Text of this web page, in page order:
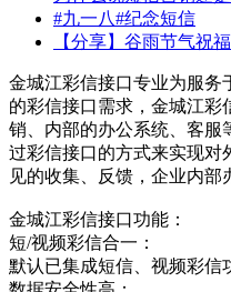
#九一八#纪念短信
【分享】谷雨节气祝
金城江彩信接口专业为服务
的彩信接口需求，金城江彩
销、内部的办公系统、客服
过彩信接口的方式来实现对
见的收集、反馈，企业内部
金城江彩信接口功能：
短/视频彩信合一：
默认已集成短信、视频彩信